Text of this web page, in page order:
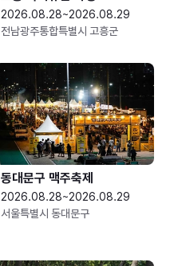
2026.08.28~2026.08.29
전남광주통합특별시 고흥군
동대문구 맥주축제
2026.08.28~2026.08.29
서울특별시 동대문구